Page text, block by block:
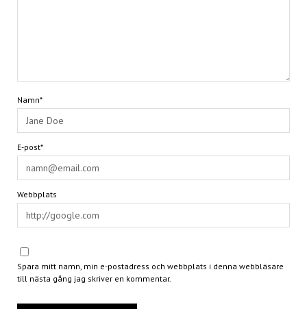
Namn*
E-post*
Webbplats
Spara mitt namn, min e-postadress och webbplats i denna webbläsare
till nästa gång jag skriver en kommentar.